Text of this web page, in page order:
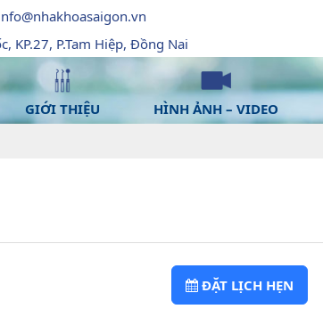
KP.27, P.Tam Hiệp, Đồng Nai
GIỚI THIỆU HÌNH ẢNH – VIDEO
ĐẶT LỊCH HẸN